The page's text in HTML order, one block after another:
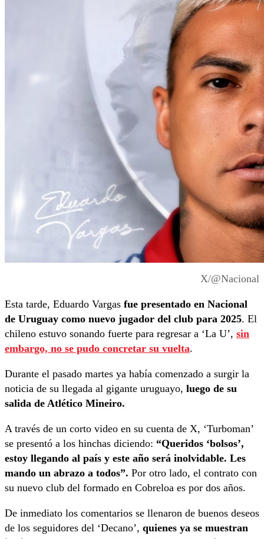
X/@Nacional
Esta tarde, Eduardo Vargas fue presentado en Nacional
de Uruguay como nuevo jugador del club para 2025. El
chileno estuvo sonando fuerte para regresar a ‘La U’, sin
embargo, no se pudo concretar su vuelta.
Durante el pasado martes ya había comenzado a surgir la
noticia de su llegada al gigante uruguayo, luego de su
salida de Atlético Mineiro.
A través de un corto video en su cuenta de X, ‘Turboman’
se presentó a los hinchas diciendo: “Queridos ‘bolsos’,
estoy llegando al país y este año será inolvidable. Les
mando un abrazo a todos”. Por otro lado, el contrato con
su nuevo club del formado en Cobreloa es por dos años.
De inmediato los comentarios se llenaron de buenos deseos
de los seguidores del ‘Decano’, quienes ya se muestran